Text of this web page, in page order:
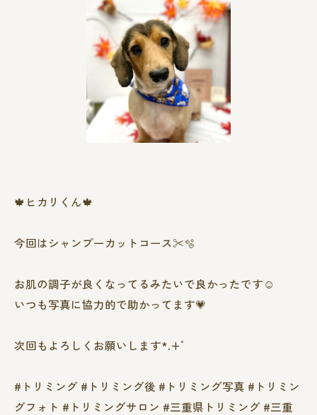
🍁ヒカリくん🍁
今回はシャンプーカットコース✂️🫧
お肌の調子が良くなってるみたいで良かったです☺️
いつも写真に協力的で助かってます💗
次回もよろしくお願いします*.+ﾟ
#トリミング #トリミング後 #トリミング写真 #トリミン
グフォト #トリミングサロン #三重県トリミング #三重